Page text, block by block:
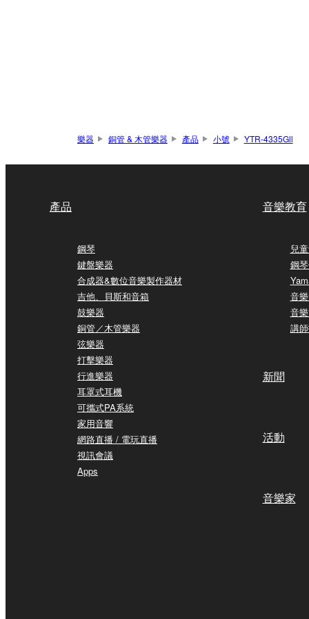
樂器 銅管 & 木管樂器 產品 小號 YTR-4335Gll
產品
鋼琴
鍵盤樂器
合成器&數位音樂製作器材
吉他、貝斯和音箱
鼓樂器
銅管／木管樂器
弦樂器
打擊樂器
行進樂器
耳罩式耳機
可攜式PA系統
家用音響
網路直播 / 電玩直播
視訊會議
Apps
音樂教育
兒
鋼
音
音
講
新聞
活動
音樂家